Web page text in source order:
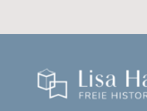
Inhalt
springen